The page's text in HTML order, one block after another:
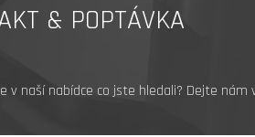
& POPTÁVKA
v naší nabídce co jste hledali? Dejte